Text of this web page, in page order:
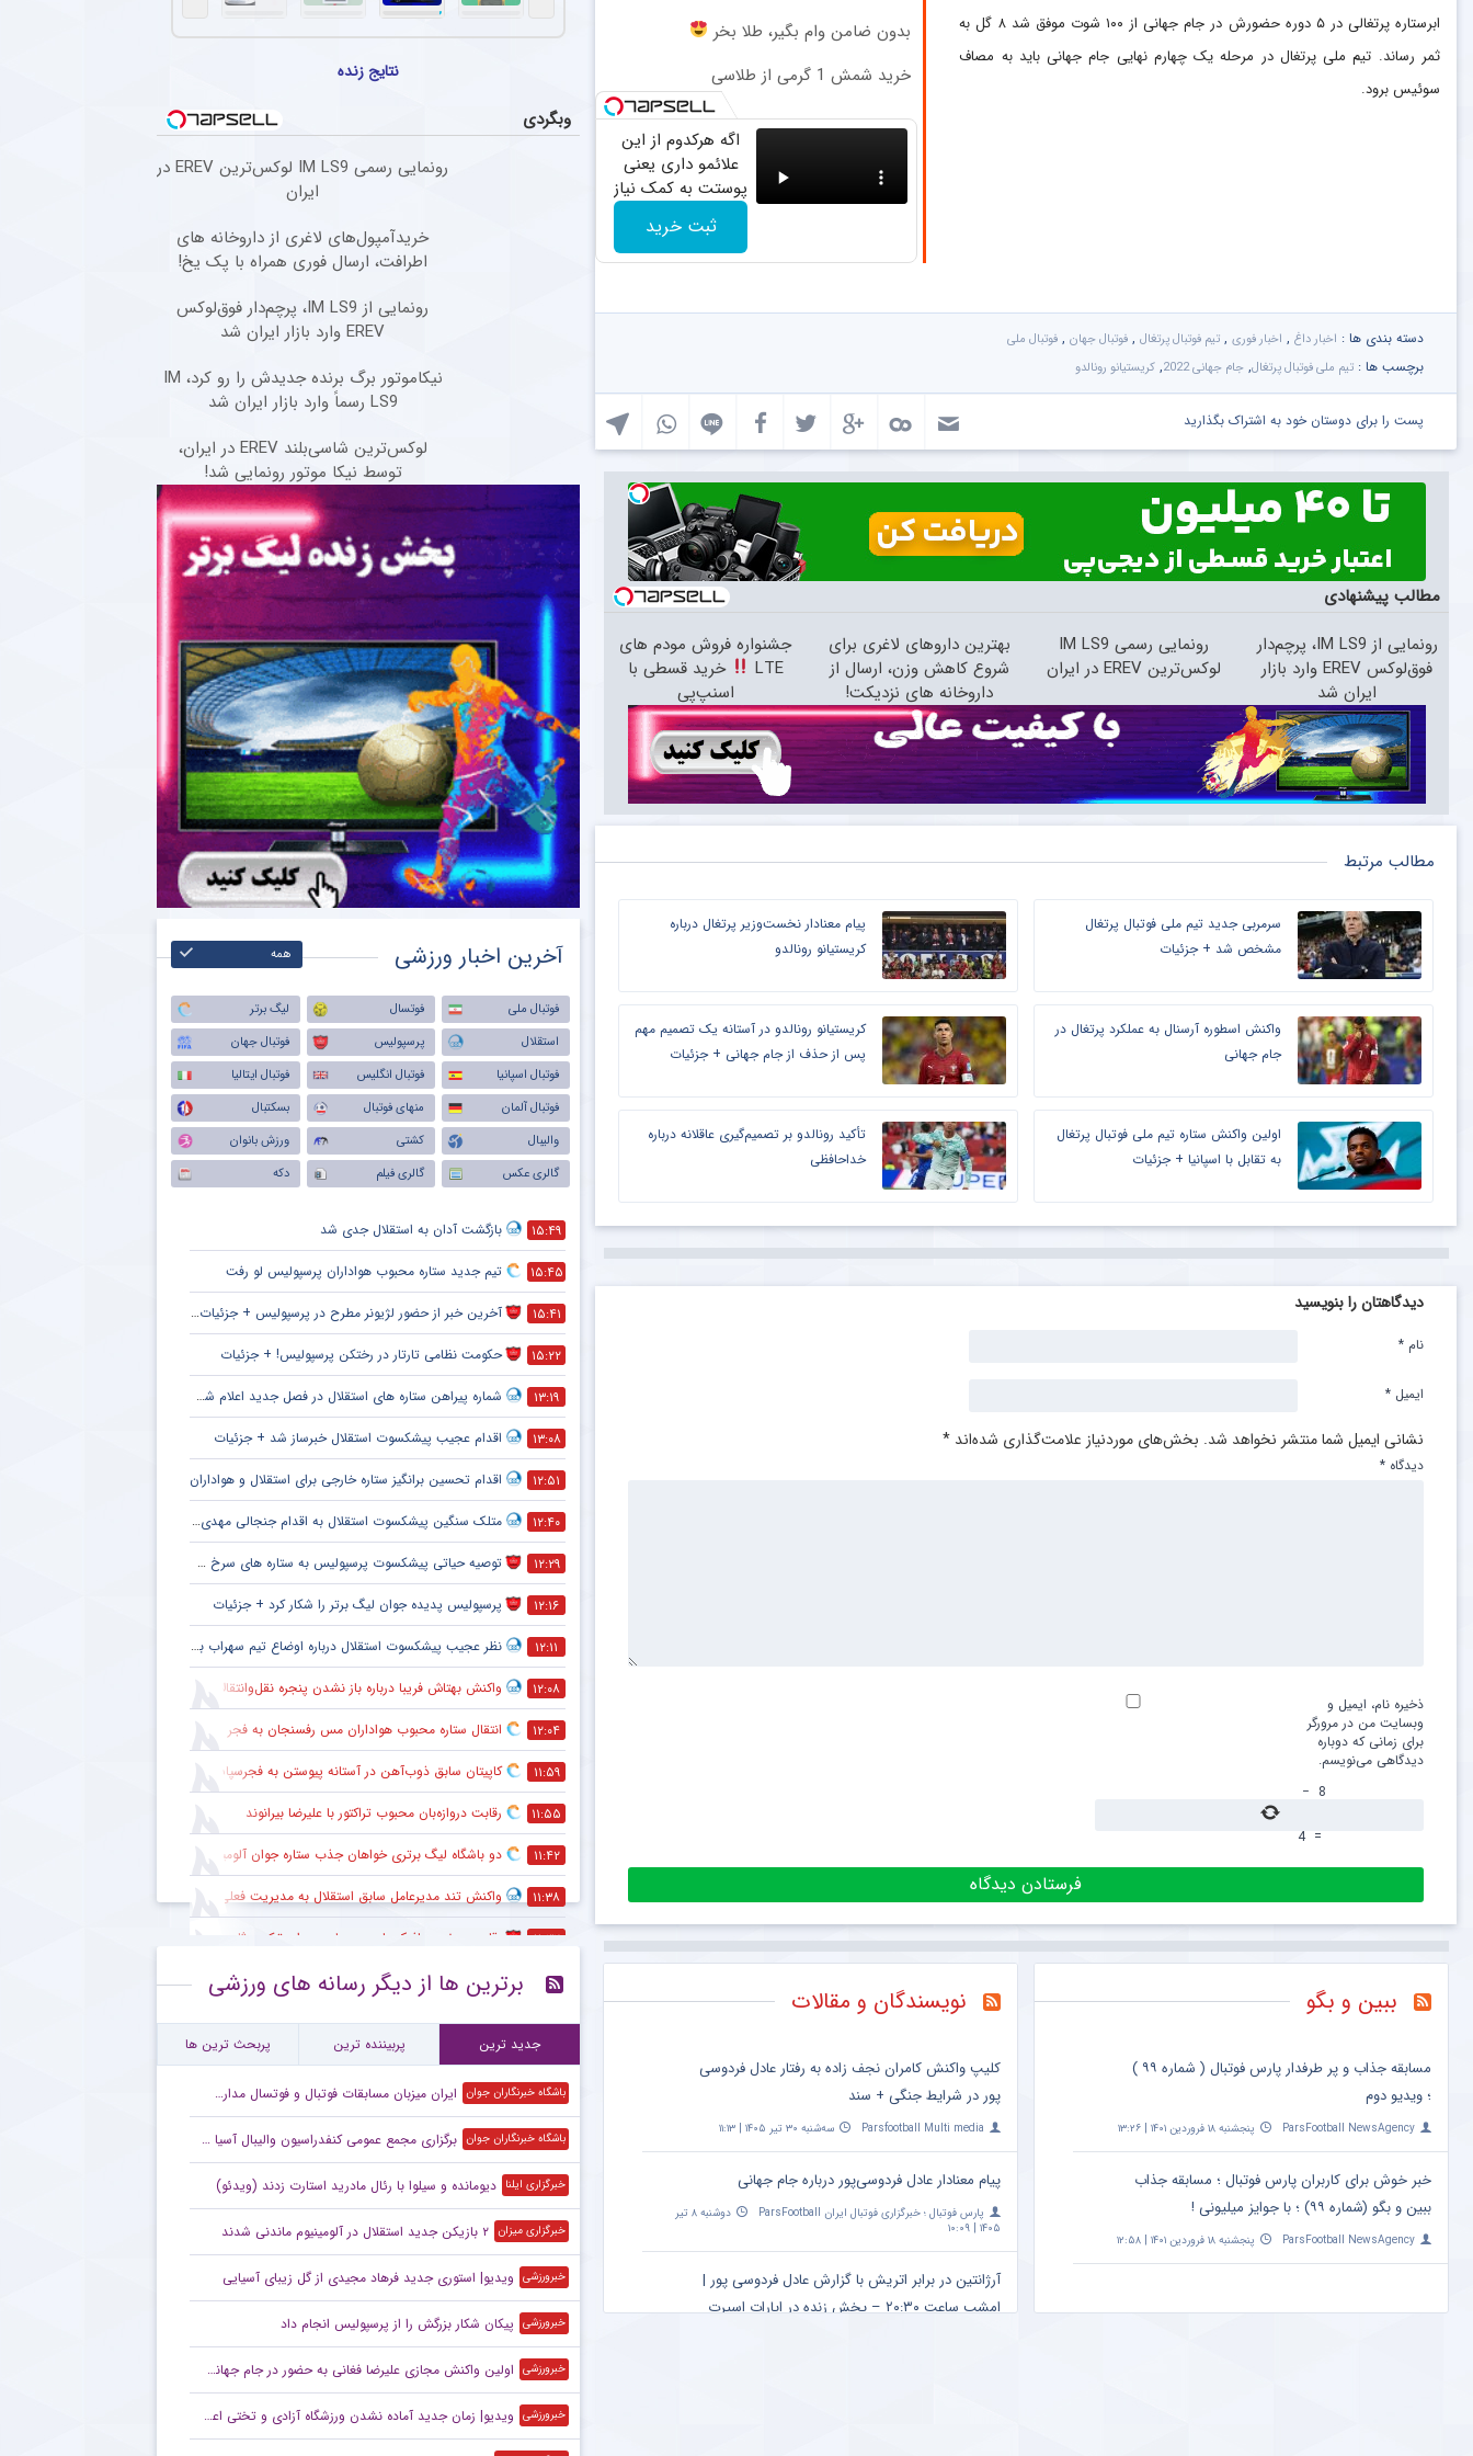
بدون ضامن وام بگیر، طلا بخر
خرید شمش 1 گرمی از طلاسی
اگه هرکدوم از این
علائمو داری یعنی
پوستت به کمک نیاز
ثبت خرید
ابرستاره پرتغالی در ۵ دوره حضورش در جام جهانی از ۱۰۰ شوت موفق شد ۸ گل به
ثمر رساند. تیم ملی پرتغال در مرحله یک چهارم نهایی جام جهانی باید به مصاف
سوئیس برود.
دسته بندی ها : اخبار داغ , اخبار فوری , تیم فوتبال پرتغال , فوتبال جهان , فوتبال ملی
برچسب ها : تیم ملی فوتبال پرتغال, جام جهانی 2022 , کریستیانو رونالدو
پست را برای دوستان خود به اشتراک بگذارید
مطالب پیشنهادی
رونمایی از IM LS9، پرچم‌دار
فوق‌لوکس EREV وارد بازار
ایران شد
رونمایی رسمی IM LS9
لوکس‌ترین EREV در ایران
بهترین داروهای لاغری برای
شروع کاهش وزن، ارسال از
داروخانه های نزدیکت!
جشنواره فروش مودم های
LTE
خرید قسطی با
اسنپ‌پی
مطالب مرتبط
سرمربی جدید تیم ملی فوتبال پرتغال
مشخص شد + جزئیات
پیام معنادار نخست‌وزیر پرتغال درباره
کریستیانو رونالدو
واکنش اسطوره آرسنال به عملکرد پرتغال در
جام جهانی
کریستیانو رونالدو در آستانه یک تصمیم مهم
پس از حذف از جام جهانی + جزئیات
اولین واکنش ستاره تیم ملی فوتبال پرتغال
به تقابل با اسپانیا + جزئیات
تأکید رونالدو بر تصمیم‌گیری عاقلانه درباره
خداحافظی
دیدگاهتان را بنویسید
نشانی ایمیل شما منتشر نخواهد شد. بخش‌های موردنیاز علامت‌گذاری شده‌اند *
دیدگاه *
نام *
ایمیل *
ذخیره نام، ایمیل و
وبسایت من در مرورگر
برای زمانی که دوباره
دیدگاهی می‌نویسم.
8
−
=
4
ببین و بگو
مسابقه جذاب و پر طرفدار پارس فوتبال ( شماره ۹۹ )
؛ ویدیو دوم
ParsFootball NewsAgency پنجشنبه ۱۸ فروردین ۱۴۰۱ | ۱۳:۲۶
خبر خوش برای کاربران پارس فوتبال ؛ مسابقه جذاب
ببین و بگو (شماره ۹۹) ؛ با جوایز میلیونی !
ParsFootball NewsAgency پنجشنبه ۱۸ فروردین ۱۴۰۱ | ۱۲:۵۸
نویسندگان و مقالات
کلیپ واکنش کامران نجف زاده به رفتار عادل فردوسی
پور در شرایط جنگی + سند
Parsfootball Multi media سه‌شنبه ۳۰ تیر ۱۴۰۵ | ۱۱:۱۳
پیام معنادار عادل فردوسی‌پور درباره جام جهانی
پارس فوتبال ؛ خبرگزاری فوتبال ایران ParsFootball
دوشنبه ۸ تیر
۱۴۰۵ | ۱۰:۰۹
آرژانتین در برابر اتریش با گزارش عادل فردوسی پور |
امشب ساعت ۲۰:۳۰ – پخش زنده در اپارات اسپرت
مرتضی پورعلی‌گنجی مدافع سابق تیم فوتبال پرسپولیس تصمیم خود را برای ادامه فوتبال در خارج از کشور
رقابت سخت هافبک‌های پرسپولیس برای ترکیب ثابت
بازیکنان خط میانی پرسپولیس، کار دشواری برای قرار گرفتن در ترکیب ثابت این تیم خواهند داشت.
شروع تازه برای ستاره پرسپولیسی در فصل جدید لیگ برتر + عکس
احسان پهلوان وینگر فصل گذشته ذوب آهن، با عقد قراردادی یک ساله به تیم فجر شهیدسپاسی پیوست.
ممانعت باشگاه آلومینیوم از انتقال ستاره جوان خود به تیم‌های مدعی + عکس
سید مهدی مهدوی، مدافع راست جوان آلومینیوم، با وجود درخواست رسمی پرسپولیس، سپاهان و تراکتور، با
نتایج زنده
وبگردی
رونمایی رسمی IM LS9 لوکس‌ترین EREV در
ایران
خریدآمپول‌های لاغری از داروخانه های
اطرافت، ارسال فوری همراه با پک یخ!
رونمایی از IM LS9، پرچم‌دار فوق‌لوکس
EREV وارد بازار ایران شد
نیکاموتور برگ برنده جدیدش را رو کرد، IM
LS9 رسماً وارد بازار ایران شد
لوکس‌ترین شاسی‌بلند EREV در ایران،
توسط نیکا موتور رونمایی شد!
آخرین اخبار ورزشی همه
فوتبال ملی فوتسال
لیگ برتر
استقلال
پرسپولیس
فوتبال جهان
فوتبال اسپانیا
فوتبال انگلیس
فوتبال ایتالیا
فوتبال آلمان
منهای فوتبال
بسکتبال
والیبال
کشتی
ورزش بانوان
گالری عکس
گالری فیلم دکه
۱۵:۴۹ بازگشت آدان به استقلال جدی شد
۱۵:۴۵ تیم جدید ستاره محبوب هواداران پرسپولیس لو رفت
۱۵:۴۱ آخرین خبر از حضور لژیونر مطرح در پرسپولیس + جزئیات لو رفته
۱۵:۲۲ حکومت نظامی تارتار در رختکن پرسپولیس! + جزئیات
۱۳:۱۹ شماره پیراهن ستاره های استقلال در فصل جدید اعلام شد + جزئیات
۱۳:۰۸ اقدام عجیب پیشکسوت استقلال خبرساز شد + جزئیات
۱۲:۵۱ اقدام تحسین برانگیز ستاره خارجی برای استقلال و هواداران
۱۲:۴۰ متلک سنگین پیشکسوت استقلال به اقدام جنجالی مهدی تاج در فدراسیون فوتبال
۱۲:۲۹ توصیه حیاتی پیشکسوت پرسپولیس به ستاره های سرخ + جزئیات
۱۲:۱۶ پرسپولیس پدیده جوان لیگ برتر را شکار کرد + جزئیات
۱۲:۱۱ نظر عجیب پیشکسوت استقلال درباره اوضاع تیم سهراب بختیاری زاده + جزئیات
۱۲:۰۸ واکنش بهتاش فریبا درباره باز نشدن پنجره نقل‌وانتقالات استقلال
۱۲:۰۴ انتقال ستاره محبوب هواداران مس رفسنجان به فجر سپاسی شیراز
۱۱:۵۹ کاپیتان سابق ذوب‌آهن در آستانه پیوستن به فجرسپاسی شیراز
۱۱:۵۵ رقابت دروازه‌بان محبوب تراکتور با علیرضا بیرانوند
۱۱:۴۲ دو باشگاه لیگ برتری خواهان جذب ستاره جوان آلومینیوم
۱۱:۳۸ واکنش تند مدیرعامل سابق استقلال به مدیریت فعلی این باشگاه
۱۱:۳۲ رقابت سخت هافبک‌های پرسپولیس برای ترکیب ثابت
۱۱:۲۷ پرسپولیس و دو خرید بلندمدت در آستانه نهایی‌سازی
۱۱:۱۸ واکنش منصوریان به بازی نیمه‌کاره دهوک با الطلبه
برترین ها از دیگر رسانه های ورزشی
جدید ترین پربیننده ترین پربحث ترین ها
باشگاه خبرنگاران جوان ایران میزبان مسابقات فوتبال و فوتسال مدارس آسیا شد
باشگاه خبرنگاران جوان برگزاری مجمع عمومی کنفدراسیون والیبال آسیا در بانکوک
خبرگزاری ایلنا دیومانده و سیلوا با رئال مادرید استارت زدند (ویدئو)
خبرگزاری میزان ۲ بازیکن جدید استقلال در آلومینیوم ماندنی شدند
خبرورزشی ویدیو| استوری جدید فرهاد مجیدی از گل زیبای آسیایی
خبرورزشی پیکان شکار بزرگش را از پرسپولیس انجام داد
خبرورزشی اولین واکنش مجازی علیرضا فغانی به حضور در جام جهانی ۲۰۲۶ +عکس
خبرورزشی ویدیو| زمان جدید آماده نشدن ورزشگاه آزادی و تختی اعلام شد!